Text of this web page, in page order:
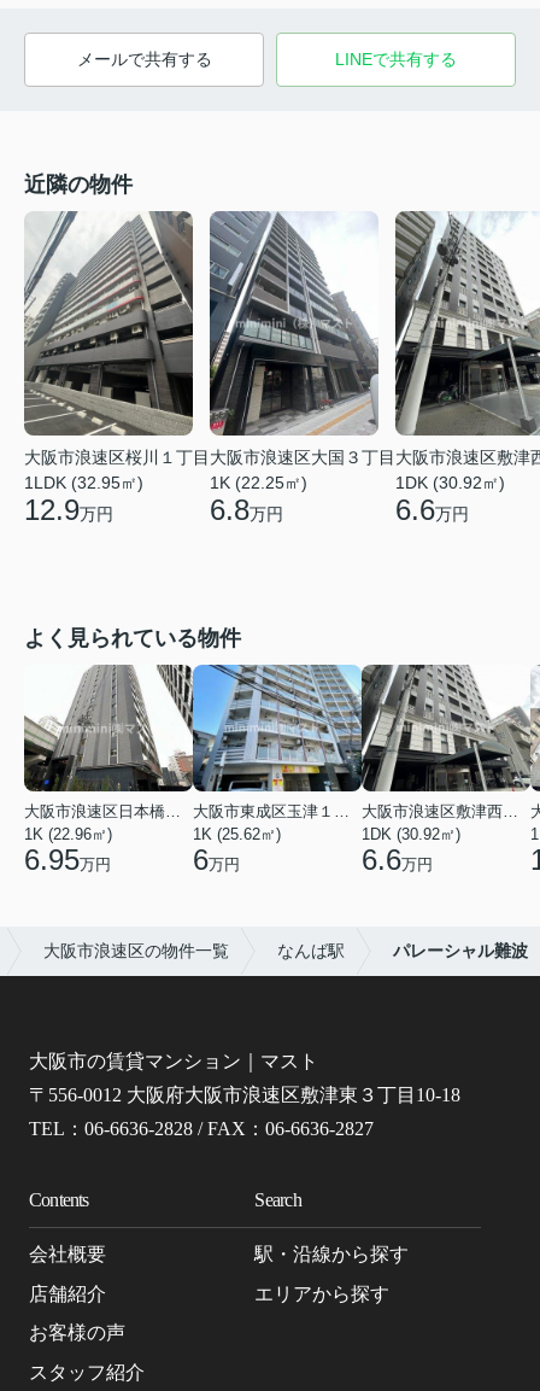
メールで共有する LINEで共有する
近隣の物件
大阪市浪速区桜川１丁目
1LDK (32.95㎡)
12.9万円
大阪市浪速区大国３丁目
1K (22.25㎡)
6.8万円
大阪市浪速区敷津
1DK (30.92㎡)
6.6万円
よく見られている物件
1K (22.96㎡)
6.95万円
1K (25.62㎡)
6万円
1DK (30.92㎡)
6.6万円
大阪市浪速区の物件一覧 なんば駅 パレーシャル難波
大阪市の賃貸マンション｜マスト
〒556-0012 大阪府大阪市浪速区敷津東３丁目10-18
TEL：06-6636-2828 / FAX：06-6636-2827
Contents
会社概要
店舗紹介
お客様の声
スタッフ紹介
Search
駅・沿線から探す
エリアから探す